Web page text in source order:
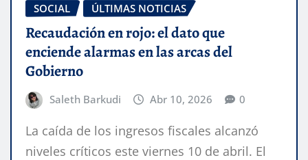
SOCIAL
ÚLTIMAS NOTICIAS
Recaudación en rojo: el dato que
enciende alarmas en las arcas del
Gobierno
Saleth Barkudi Abr 10, 2026 0
La caída de los ingresos fiscales alcanzó
niveles críticos este viernes 10 de abril. El